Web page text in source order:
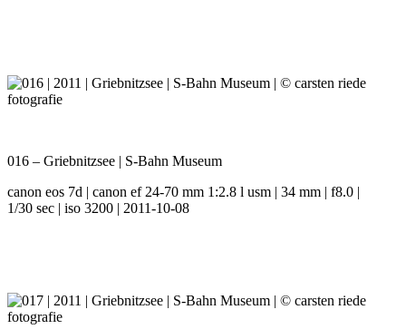
016 – Griebnitzsee | S-Bahn Museum
canon eos 7d | canon ef 24-70 mm 1:2.8 l usm | 34 mm | f8.0 |
1/30 sec | iso 3200 | 2011-10-08